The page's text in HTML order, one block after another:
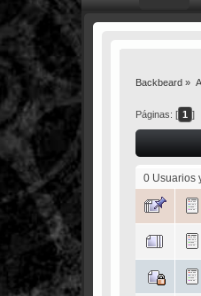
Backbeard »
Páginas: [ 1 ]
0 Usuarios